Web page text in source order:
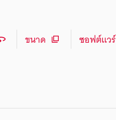
ขนาด ซอฟต์แวร์